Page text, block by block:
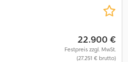
22.900 €
Festpreis zzgl. MwSt.
(27.251 € brutto)